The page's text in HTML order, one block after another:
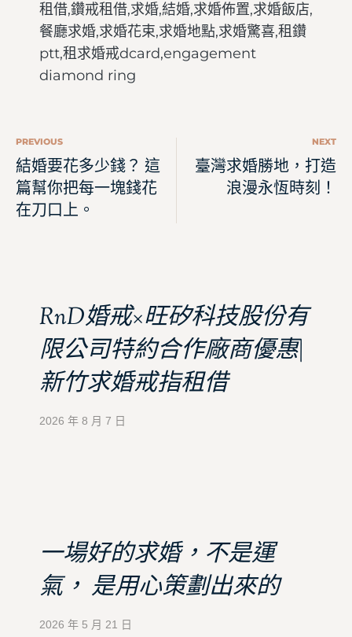
租借,鑽戒租借,求婚,結婚,求婚佈置,求婚飯店,
餐廳求婚,求婚花束,求婚地點,求婚驚喜,租鑽
ptt,租求婚戒dcard,engagement
diamond ring
PREVIOUS
結婚要花多少錢？ 這
篇幫你把每一塊錢花
在刀口上。
NEXT
臺灣求婚勝地，打造
浪漫永恆時刻！
RnD婚戒×旺矽科技股份有
限公司特約合作廠商優惠|
新竹求婚戒指租借
2026 年 8 月 7 日
一場好的求婚，不是運
氣， 是用心策劃出來的
2026 年 5 月 21 日